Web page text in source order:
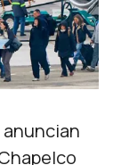
anuncian